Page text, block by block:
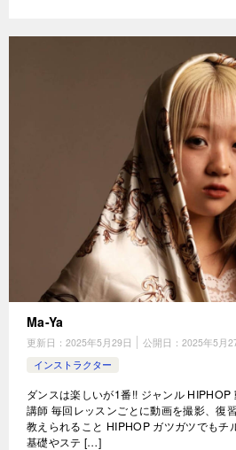
Ma-Ya
更新日： 2025年5月29日 公開日： 2025年5月
インストラクター
ダンスは楽しいが1番!! ジャンル
講師 毎回レッスンごとに動画を撮影、復
教えられること HIPHOP ガツガツでもチ
基礎やステ […]